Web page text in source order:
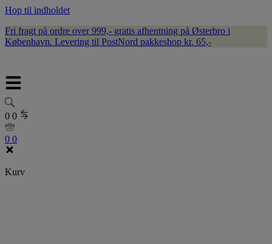
Hop til indholdet
Fri fragt på ordre over 999,- gratis afhentning på Østerbro i
København. Levering til PostNord pakkeshop kr. 65,-
0 0
0 0
Kurv